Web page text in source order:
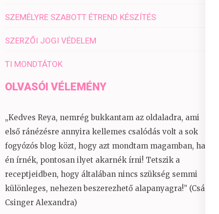
SZEMÉLYRE SZABOTT ÉTREND KÉSZÍTÉS
SZERZŐI JOGI VÉDELEM
TI MONDTÁTOK
OLVASÓI VÉLEMÉNY
„Kedves Reya, nemrég bukkantam az oldaladra, ami
első ránézésre annyira kellemes csalódás volt a sok
fogyózós blog közt, hogy azt mondtam magamban, ha
én írnék, pontosan ilyet akarnék írni! Tetszik a
receptjeidben, hogy általában nincs szükség semmi
különleges, nehezen beszerezhető alapanyagra!” (Csáky
Csinger Alexandra)